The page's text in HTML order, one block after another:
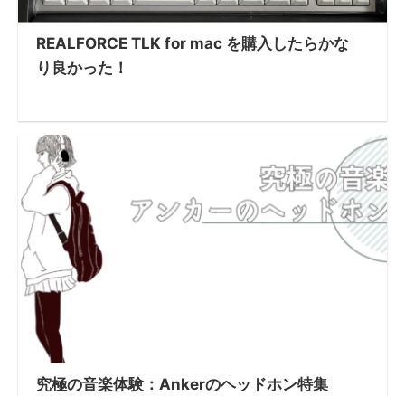
REALFORCE TLK for mac を購入したらかな
り良かった！
究極の音楽体験：Ankerのヘッドホン特集